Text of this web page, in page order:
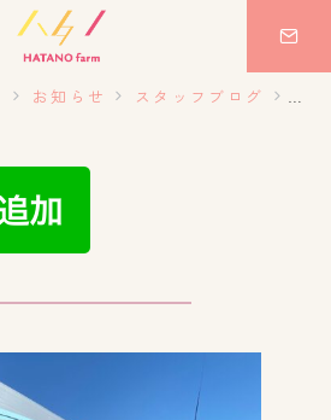
お知らせ スタッフブログ